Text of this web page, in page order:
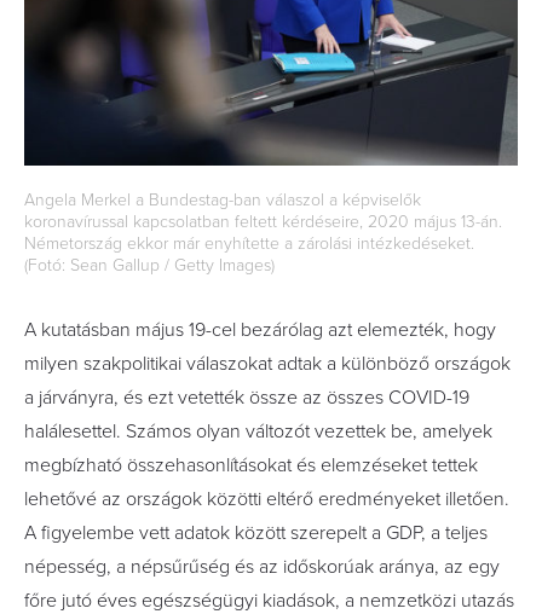
Angela Merkel a Bundestag-ban válaszol a képviselők
koronavírussal kapcsolatban feltett kérdéseire, 2020 május 13-án.
Németország ekkor már enyhítette a zárolási intézkedéseket.
(Fotó: Sean Gallup / Getty Images)
A kutatásban május 19-cel bezárólag azt elemezték, hogy
milyen szakpolitikai válaszokat adtak a különböző országok
a járványra, és ezt vetették össze az összes COVID-19
halálesettel. Számos olyan változót vezettek be, amelyek
megbízható összehasonlításokat és elemzéseket tettek
lehetővé az országok közötti eltérő eredményeket illetően.
A figyelembe vett adatok között szerepelt a GDP, a teljes
népesség, a népsűrűség és az időskorúak aránya, az egy
főre jutó éves egészségügyi kiadások, a nemzetközi utazás